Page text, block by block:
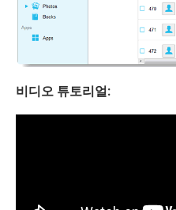
비디오 튜토리얼: